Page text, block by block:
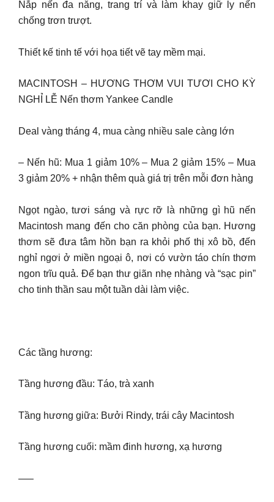
Nắp nến đa năng, trang trí và làm khay giữ ly nến
chống trơn trượt.
Thiết kế tinh tế với họa tiết vẽ tay mềm mại.
MACINTOSH – HƯƠNG THƠM VUI TƯƠI CHO KỲ
NGHỈ LỄ Nến thơm Yankee Candle
Deal vàng tháng 4, mua càng nhiều sale càng lớn
– Nến hũ: Mua 1 giảm 10% – Mua 2 giảm 15% – Mua
3 giảm 20% + nhận thêm quà giá trị trên mỗi đơn hàng
Ngọt ngào, tươi sáng và rực rỡ là những gì hũ nến
Macintosh mang đến cho căn phòng của bạn. Hương
thơm sẽ đưa tâm hồn bạn ra khỏi phố thị xô bồ, đến
nghỉ ngơi ở miền ngoại ô, nơi có vườn táo chín thơm
ngon trĩu quả. Để bạn thư giãn nhẹ nhàng và “sạc pin”
cho tinh thần sau một tuần dài làm việc.
Các tầng hương:
Tầng hương đầu: Táo, trà xanh
Tầng hương giữa: Bưởi Rindy, trái cây Macintosh
Tầng hương cuối: mầm đinh hương, xạ hương
—–